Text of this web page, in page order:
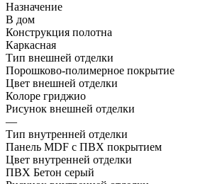
Назначение
В дом
Конструкция полотна
Каркасная
Тип внешней отделки
Порошково-полимерное покрытие
Цвет внешней отделки
Колоре гриджио
Рисунок внешней отделки
—
Тип внутренней отделки
Панель MDF с ПВХ покрытием
Цвет внутренней отделки
ПВХ Бетон серый